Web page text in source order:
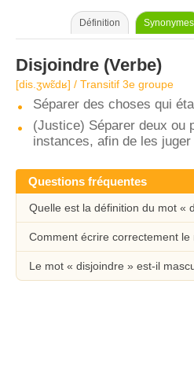
Définition Synonymes
Disjoindre (Verbe)
[dis.ʒwɛ̃dʁ] / Transitif 3e groupe
Séparer des choses qui
(Justice) Séparer deux ou
instances, afin de les
Questions fréquentes
Quelle est la définition du mot «
Comment écrire correctement
Le mot « disjoindre » est-il